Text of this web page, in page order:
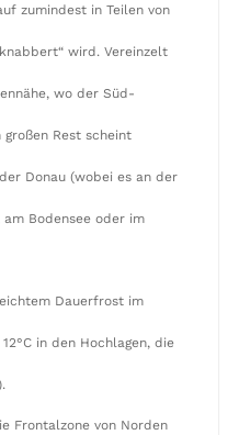
zumindest in Teilen von
wird. Vereinzelt
wo der Süd-
Rest scheint
Donau (wobei es an der
am Bodensee oder im
Dauerfrost im
in den Hochlagen, die
Frontalzone von Norden